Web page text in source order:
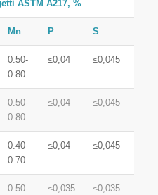
ASTM A217, %
Mn P S
0.50-
0.80
≤0,04 ≤0,045
0.50-
0.80
≤0,04 ≤0,045
0.40-
0.70
≤0,04 ≤0,045
0.50-
≤0,035 ≤0,035